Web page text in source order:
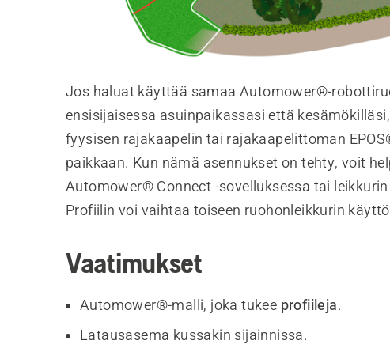
Jos haluat käyttää samaa Automower®-
ensisijaisessa asuinpaikassasi että
fyysisen rajakaapelin tai rajakaapelittoman
paikkaan. Kun nämä asennukset on tehty, voit
Automower® Connect -sovelluksessa tai
Profiilin voi vaihtaa toiseen ruohonleikkurin
Vaatimukset
Automower®-malli, joka tukee profiileja.
Latausasema kussakin sijainnissa.